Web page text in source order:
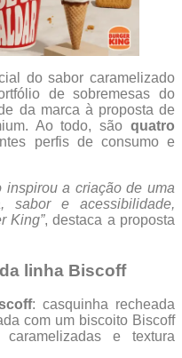
do sabor caramelizado
de sobremesas do
da marca à proposta de
Ao todo, são quatro
perfis de consumo e
inspirou a criação de uma
sabor e acessibilidade,
King”, destaca a proposta
linha Biscoff
: casquinha recheada
com um biscoito Biscoff
e textura